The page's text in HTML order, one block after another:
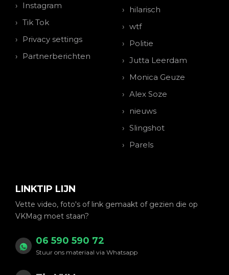
Instagram
Tik Tok
Privacy settings
Partnerberichten
hilarisch
wtf
Politie
Jutta Leerdam
Monica Geuze
Alex Soze
nieuws
Slingshot
Parels
LINKTIP LIJN
Vette video, foto's of link gemaakt of gezien die op
VKMag moet staan?
06 590 590 72
Stuur ons materiaal via Whatsapp